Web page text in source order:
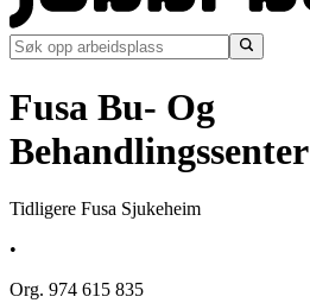
Fusa Bu- Og
Behandlingssenter
Tidligere Fusa Sjukeheim
•
Org. 974 615 835